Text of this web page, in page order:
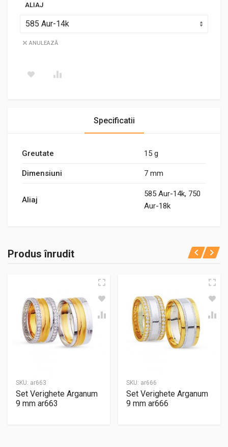
ALIAJ
ANULEAZĂ
Specificatii
Greutate 15 g
Dimensiuni 7 mm
Aliaj
585 Aur-14k, 750
Aur-18k
Produs înrudit
SKU: ar663
Set Verighete Arganum
9 mm ar663
SKU: ar666
Set Verighete Arganum
9 mm ar666